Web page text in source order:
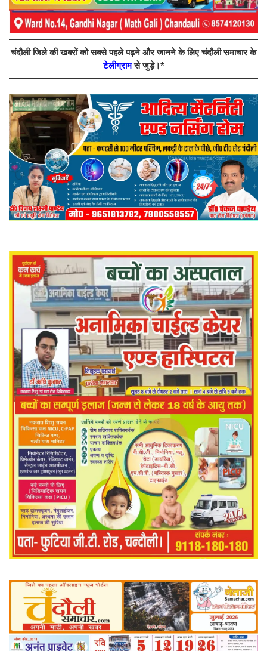
चंदौली जिले की खबरों को सबसे पहले पढ़ने और जानने के लिए चंदौली समाचार के
टेलीग्रामसे जुड़े।*